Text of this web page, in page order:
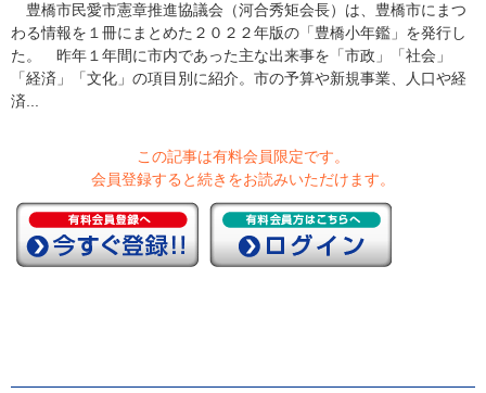
豊橋市民愛市憲章推進協議会（河合秀矩会長）は、豊橋市にまつ
わる情報を１冊にまとめた２０２２年版の「豊橋小年鑑」を発行し
た。 昨年１年間に市内であった主な出来事を「市政」「社会」
「経済」「文化」の項目別に紹介。市の予算や新規事業、人口や経
済...
この記事は有料会員限定です。
会員登録すると続きをお読みいただけます。